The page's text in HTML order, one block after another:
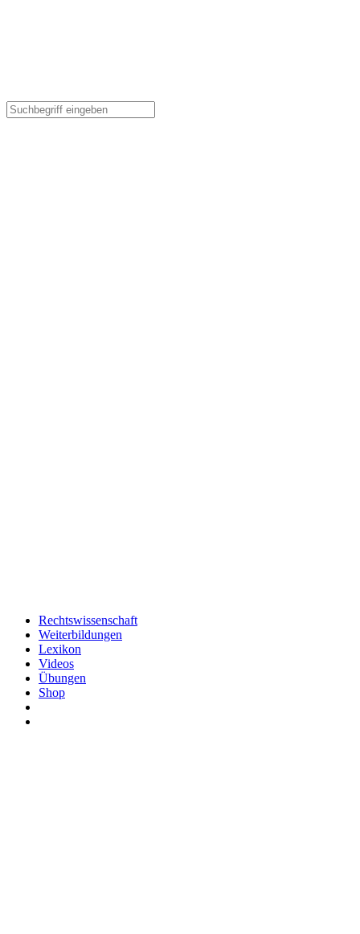
Rechtswissenschaft
Weiterbildungen
Lexikon
Videos
Übungen
Shop